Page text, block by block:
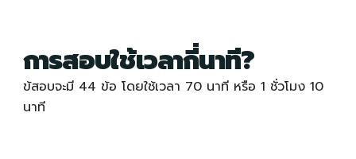
การสอบใช้เวลากี่นาที?
ข้สอบจะมี 44 ข้อ โดยใช้เวลา 70 นาที หรือ 1 ชั่วโมง 10
นาที